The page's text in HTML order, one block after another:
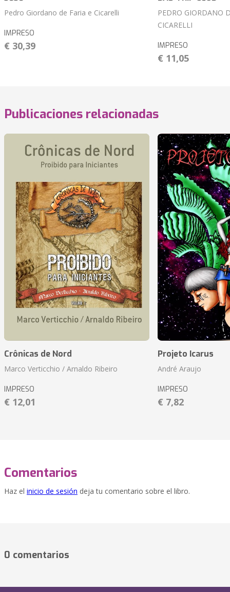
Pedro Giordano de Faria e Cicarelli
IMPRESO
€ 30,39
PEDRO GIORDANO
CICARELLI
IMPRESO
€ 11,05
Publicaciones relacionadas
Crônicas de Nord
Marco Verticchio / Arnaldo Ribeiro
IMPRESO
€ 12,01
Projeto Icarus
André Araujo
IMPRESO
€ 7,82
Comentarios
Haz el inicio de sesión deja tu comentario sobre el libro.
0 comentarios